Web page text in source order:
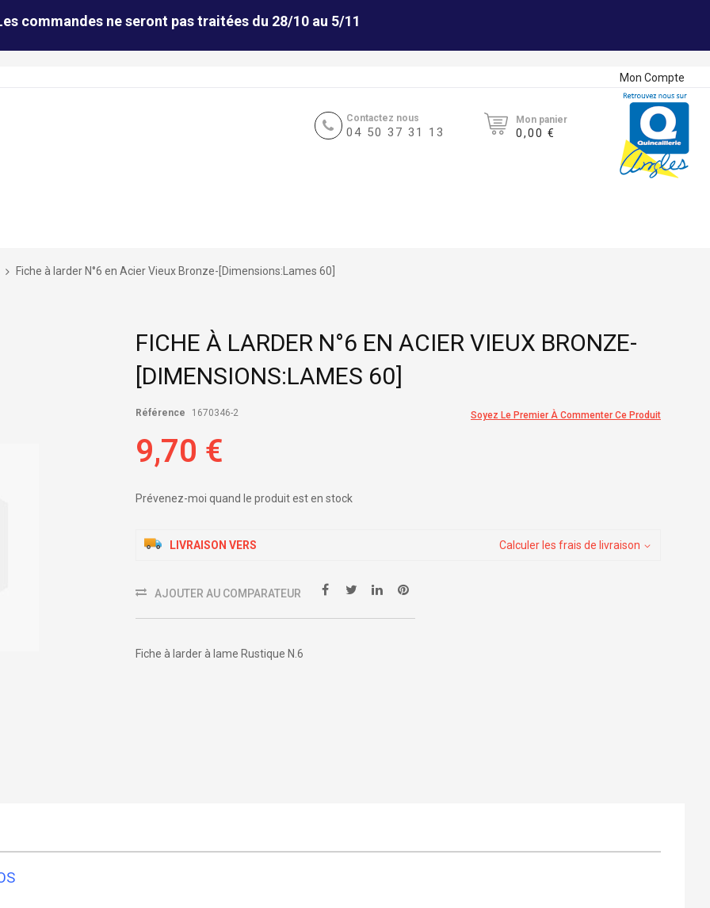
commandes ne seront pas traitées du 28/10 au 5/11
Mon Compte
Contactez nous
04 50 37 31 13
Mon panier
0,00 €
Fiche à larder N°6 en Acier Vieux Bronze-[Dimensions:Lames 60]
FICHE À LARDER N°6 EN ACIER VIEUX BRONZE-
[DIMENSIONS:LAMES 60]
Soyez Le Premier À Commenter Ce Produit
Référence 1670346-2
9,70 €
Prévenez-moi quand le produit est en stock
LIVRAISON VERS Calculer les frais de livraison
AJOUTER AU COMPARATEUR
Fiche à larder à lame Rustique N.6